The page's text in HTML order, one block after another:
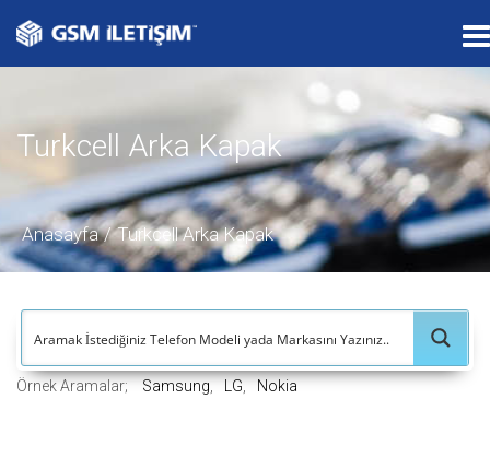
T
o
g
l
e
n
a
Turkcell Arka Kapak
Anasayfa Turkcell Arka Kapak
Örnek Aramalar; Samsung LG Nokia